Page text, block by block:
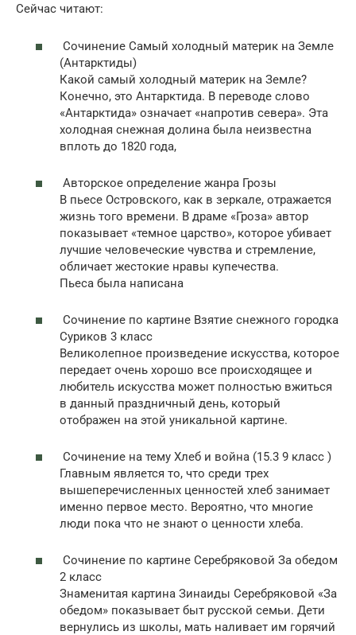
Сейчас читают:
Сочинение Самый холодный материк на Земле
(Антарктиды)
Какой самый холодный материк на Земле?
Конечно, это Антарктида. В переводе слово
«Антарктида» означает «напротив севера». Эта
холодная снежная долина была неизвестна
вплоть до 1820 года,
Авторское определение жанра Грозы
В пьесе Островского, как в зеркале, отражается
жизнь того времени. В драме «Гроза» автор
показывает «темное царство», которое убивает
лучшие человеческие чувства и стремление,
обличает жестокие нравы купечества.
Пьеса была написана
Сочинение по картине Взятие снежного городка
Суриков 3 класс
Великолепное произведение искусства, которое
передает очень хорошо все происходящее и
любитель искусства может полностью вжиться
в данный праздничный день, который
отображен на этой уникальной картине.
Сочинение на тему Хлеб и война (15.3 9 класс )
Главным является то, что среди трех
вышеперечисленных ценностей хлеб занимает
именно первое место. Вероятно, что многие
люди пока что не знают о ценности хлеба.
Сочинение по картине Серебряковой За обедом
2 класс
Знаменитая картина Зинаиды Серебряковой «За
обедом» показывает быт русской семьи. Дети
вернулись из школы, мать наливает им горячий